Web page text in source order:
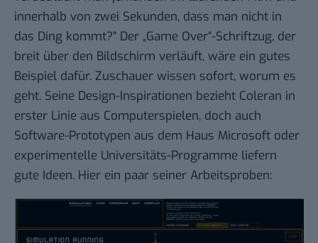
innerhalb von zwei Sekunden, dass man nicht in
das Ding kommt?“ Der „Game Over“-Schriftzug, der
breit über den Bildschirm verläuft, wäre ein gutes
Beispiel dafür. Zuschauer wissen sofort, worum es
geht. Seine Design-Inspirationen bezieht Coleran in
erster Linie aus Computerspielen, doch auch
Software-Prototypen aus dem Haus Microsoft oder
experimentelle Universitäts-Programme liefern
gute Ideen. Hier ein paar seiner Arbeitsproben: